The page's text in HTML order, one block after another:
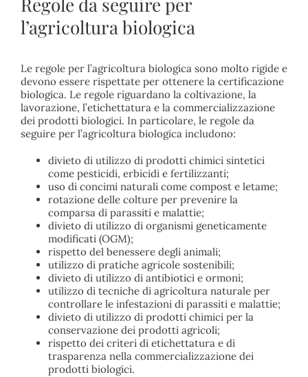
l’agricoltura biologica
Le regole per l’agricoltura biologica sono molto rigide e
devono essere rispettate per ottenere la certificazione
biologica. Le regole riguardano la coltivazione, la
lavorazione, l’etichettatura e la commercializzazione
dei prodotti biologici. In particolare, le regole da
seguire per l’agricoltura biologica includono:
divieto di utilizzo di prodotti chimici sintetici
come pesticidi, erbicidi e fertilizzanti;
uso di concimi naturali come compost e letame;
rotazione delle colture per prevenire la
comparsa di parassiti e malattie;
divieto di utilizzo di organismi geneticamente
modificati (OGM);
rispetto del benessere degli animali;
utilizzo di pratiche agricole sostenibili;
divieto di utilizzo di antibiotici e ormoni;
utilizzo di tecniche di agricoltura naturale per
controllare le infestazioni di parassiti e malattie;
divieto di utilizzo di prodotti chimici per la
conservazione dei prodotti agricoli;
rispetto dei criteri di etichettatura e di
trasparenza nella commercializzazione dei
prodotti biologici.